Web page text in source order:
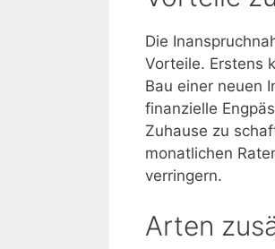
Die
Vorteile. Erstens
Bau einer neuen
finanzielle
Zuhause zu
monatlichen
verringern.
Arten